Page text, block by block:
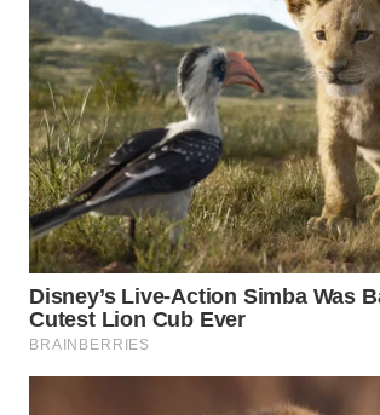
WAHANA
SELEB
WAHANA
PERSONA
WAHANA
OTOMOTIF
WAHANA
HEALTH